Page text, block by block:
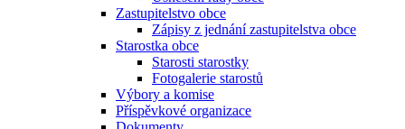
Zastupitelstvo obce
Zápisy z jednání zastupitelstva obce
Starostka obce
Starosti starostky
Fotogalerie starostů
Výbory a komise
Příspěvkové organizace